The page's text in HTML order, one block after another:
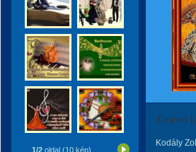
1/2 oldal (10 kép)
Zenével
Kodály